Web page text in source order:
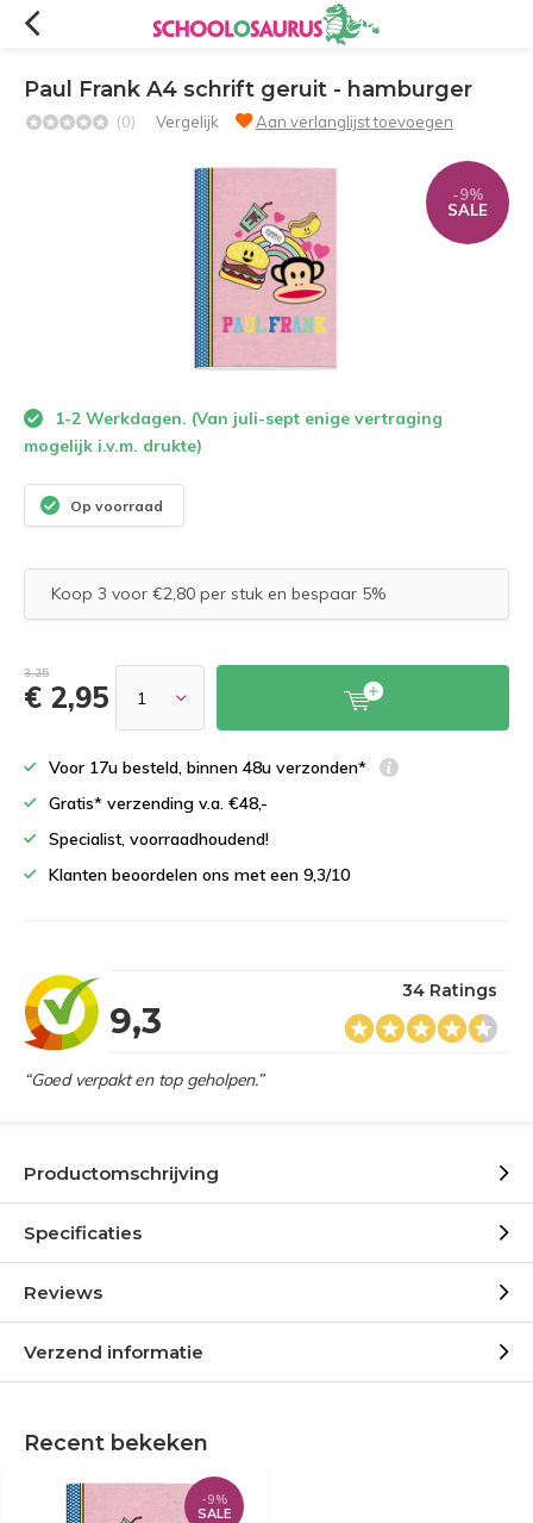
Paul Frank A4 schrift geruit - hamburger
(0) Vergelijk Aan verlanglijst toevoegen
-9%
SALE
1-2 Werkdagen. (Van juli-sept enige vertraging
mogelijk i.v.m. drukte)
Op voorraad
Koop 3 voor €2,80 per stuk en bespaar 5%
3,25
€ 2,95
Voor 17u besteld, binnen 48u verzonden*
Gratis* verzending v.a. €48,-
Specialist, voorraadhoudend!
Klanten beoordelen ons met een 9,3/10
9,3
34 Ratings
“Goed verpakt en top geholpen.”
Productomschrijving
Specificaties
Reviews
Verzend informatie
Recent bekeken
-9%
SALE